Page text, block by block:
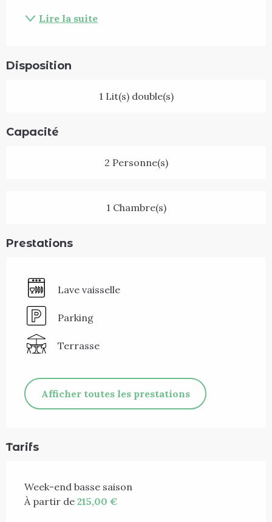
Lire la suite
Disposition
1 Lit(s) double(s)
Capacité
2 Personne(s)
1 Chambre(s)
Prestations
Lave vaisselle
Parking
Terrasse
Afficher toutes les prestations
Tarifs
Week-end basse saison
À partir de 215,00 €